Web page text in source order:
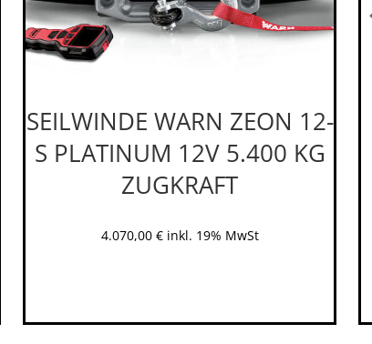
SEILWINDE WARN ZEON 12-
S PLATINUM 12V 5.400 KG
ZUGKRAFT
4.070,00 € inkl. 19% MwSt